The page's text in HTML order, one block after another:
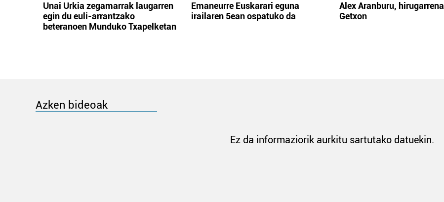
Unai Urkia zegamarrak laugarren
egin du euli-arrantzako
beteranoen Munduko Txapelketan
Emaneurre Euskarari eguna
irailaren 5ean ospatuko da
Alex Aranburu, hirugarrena
Getxon
Azken bideoak
Ez da informaziorik aurkitu sartutako datuekin.